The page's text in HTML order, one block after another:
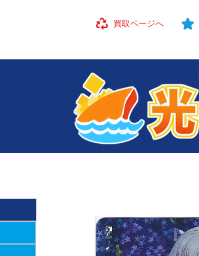
買取ページへ